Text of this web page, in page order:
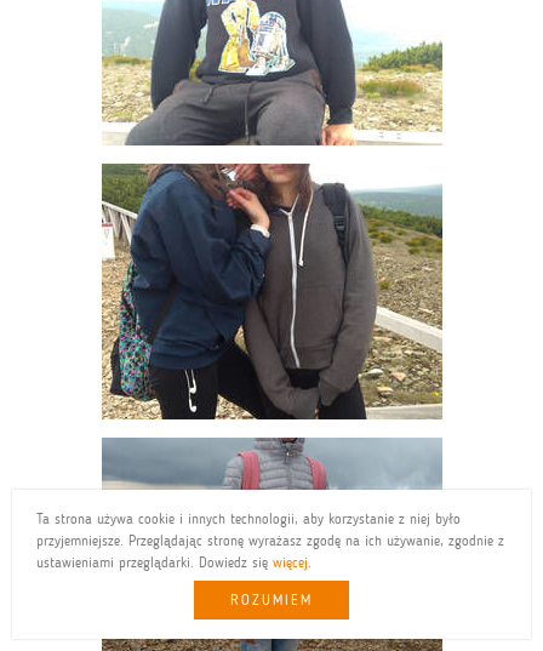
Ta strona używa cookie i innych technologii, aby korzystanie z niej było
przyjemniejsze. Przeglądając stronę wyrażasz zgodę na ich używanie, zgodnie z
ustawieniami przeglądarki. Dowiedz się więcej.
ROZUMIEM